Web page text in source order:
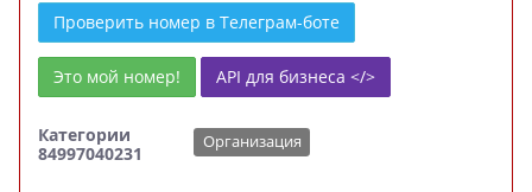
Проверить номер в Телеграм-боте
Это мой номер! API для бизнеса </>
Категории
84997040231
Организация